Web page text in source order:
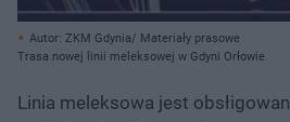
Autor: ZKM Gdynia/ Materiały prasowe
Trasa nowej linii meleksowej w Gdyni Orłowie
Linia meleksowa jest